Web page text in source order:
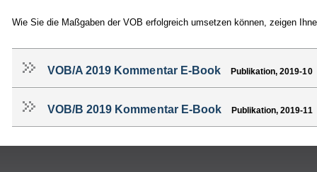
Wie Sie die Maßgaben der VOB erfolgreich umsetzen können, zeigen
VOB/A 2019 Kommentar E-Book Publikation, 2019-10
VOB/B 2019 Kommentar E-Book Publikation, 2019-11